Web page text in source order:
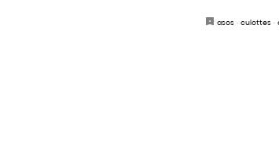
asos· culottes·